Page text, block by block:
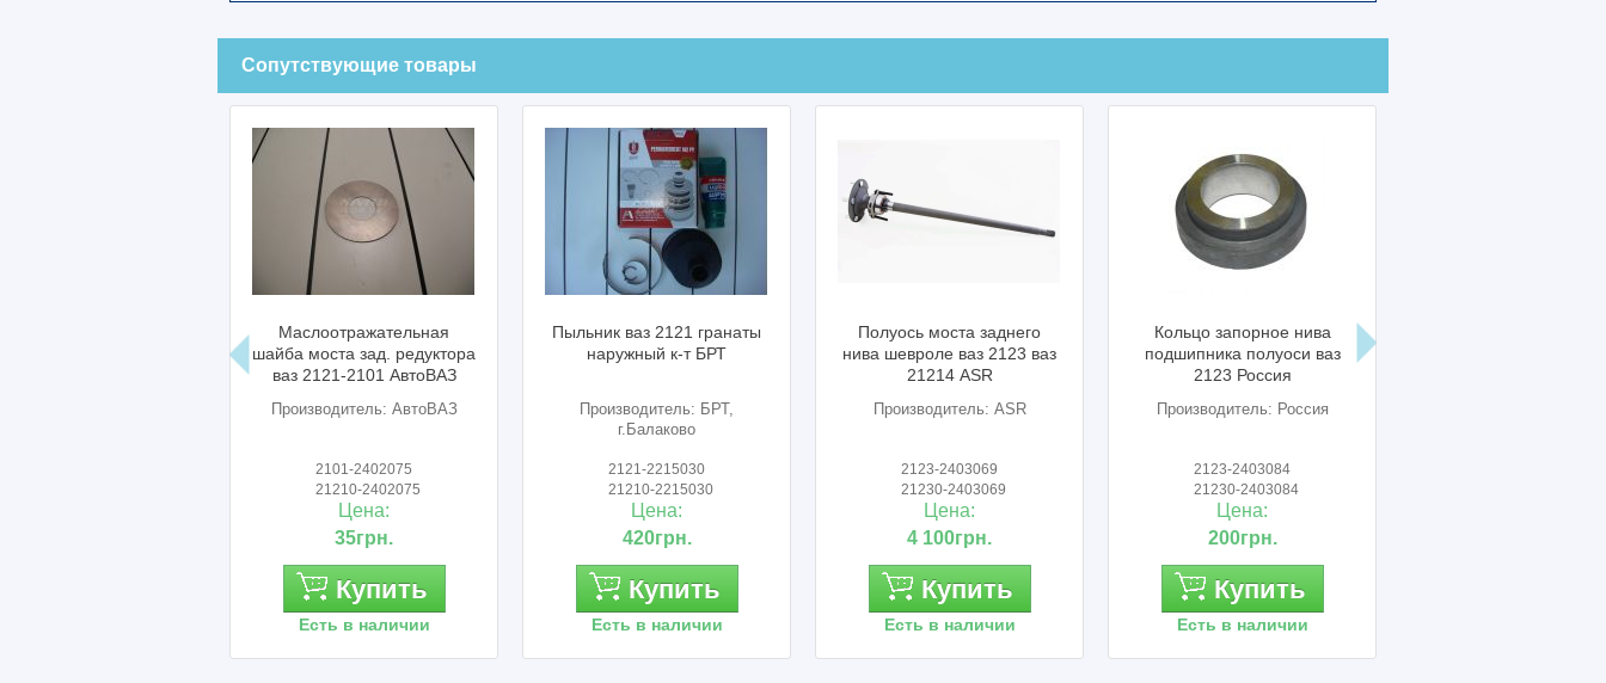
Сопутствующие товары
Маслоотражательная
шайба моста зад. редуктора
ваз 2121-2101 АвтоВАЗ
Производитель: АвтоВАЗ
2101-2402075
21210-2402075
Цена:
35грн.
Купить
Есть в наличии
Пыльник ваз 2121 гранаты
наружный к-т БРТ
Производитель: БРТ,
г.Балаково
2121-2215030
21210-2215030
Цена:
420грн.
Купить
Есть в наличии
Полуось моста заднего
нива шевроле ваз 2123 ваз
21214 ASR
Производитель: ASR
2123-2403069
21230-2403069
Цена:
4 100грн.
Купить
Есть в наличии
Кольцо запорное нива
подшипника полуоси ваз
2123 Россия
Производитель: Россия
2123-2403084
21230-2403084
Цена:
200грн.
Купить
Есть в наличии